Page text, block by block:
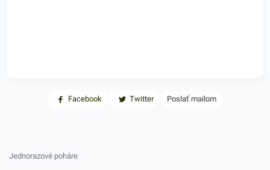
Facebook Twitter Poslať mailom
Jednorazové poháre